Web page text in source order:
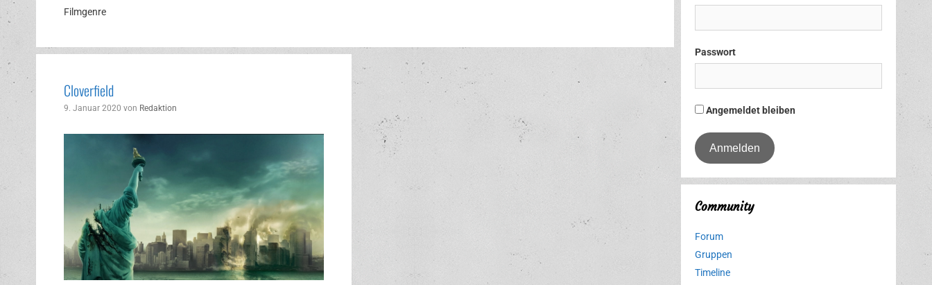
Filmgenre
Cloverfield
9. Januar 2020 von Redaktion
Passwort
Angemeldet bleiben
Community
Forum
Gruppen
Timeline